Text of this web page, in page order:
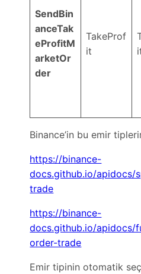
SendBin
anceTak
eProfitM
arketOr
der
TakeProf
it
Binance’in bu emir
https://binance-
docs.github.io/apidocs/
trade
https://binance-
docs.github.io/apidocs/
order-trade
Emir tipinin otomatik